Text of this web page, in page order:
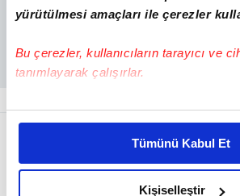
yürütülmesi amaçları ile çerezler
Bu çerezler, kullanıcıların tarayıcı ve
tanımlayarak çalışırlar.
Bu çerezlere izin vermeniz halinde
daha iyi reklam deneyimi yaşatabiliriz.
amacımızın size daha iyi bir reklam
olduğunu ve sizlere en iyi içerikleri
Tümünü Kabul Et
Kişiselleştir